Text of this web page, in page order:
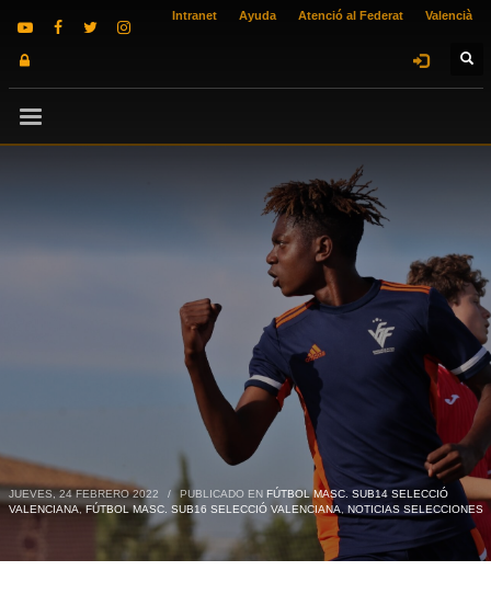
Intranet Ayuda Atenció al Federat Valencià
JUEVES, 24 FEBRERO 2022 / PUBLICADO EN FÚTBOL MASC. SUB14 SELECCIÓ
VALENCIANA,FÚTBOL MASC. SUB16 SELECCIÓ VALENCIANA, NOTICIAS SELECCIONES